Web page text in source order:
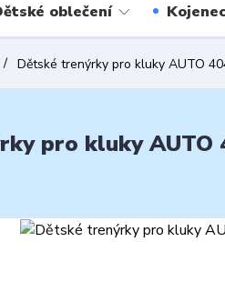
oblečení
Dětské trenýrky pro kluky AUTO
pro kluky AUTO